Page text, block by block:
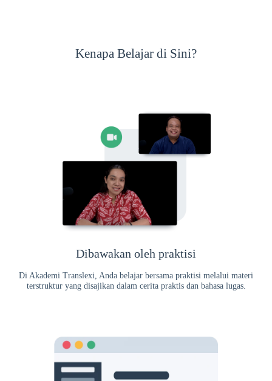
Kenapa Belajar di Sini?
Dibawakan oleh praktisi
Di Akademi Translexi, Anda belajar bersama praktisi melalui materi
terstruktur yang disajikan dalam cerita praktis dan bahasa lugas.